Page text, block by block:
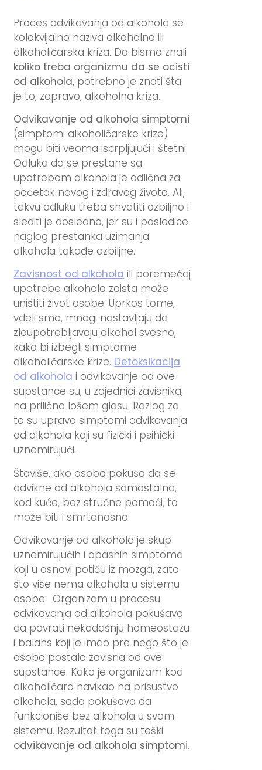
Proces odvikavanja od alkohola se
kolokvijalno naziva alkoholna ili
alkoholičarska kriza. Da bismo znali
koliko treba organizmu da se ocisti
od alkohola, potrebno je znati šta
je to, zapravo, alkoholna kriza.
Odvikavanje od alkohola simptomi
(simptomi alkoholičarske krize)
mogu biti veoma iscrpljujući i štetni.
Odluka da se prestane sa
upotrebom alkohola je odlična za
početak novog i zdravog života. Ali,
takvu odluku treba shvatiti ozbiljno i
slediti je dosledno, jer su i posledice
naglog prestanka uzimanja
alkohola takođe ozbiljne.
Zavisnost od alkohola ili poremećaj
upotrebe alkohola zaista može
uništiti život osobe. Uprkos tome,
vdeli smo, mnogi nastavljaju da
zloupotrebljavaju alkohol svesno,
kako bi izbegli simptome
alkoholičarske krize. Detoksikacija
od alkohola i odvikavanje od ove
supstance su, u zajednici zavisnika,
na prilično lošem glasu. Razlog za
to su upravo simptomi odvikavanja
od alkohola koji su fizički i psihički
uznemirujući.
Štaviše, ako osoba pokuša da se
odvikne od alkohola samostalno,
kod kuće, bez stručne pomoći, to
može biti i smrtonosno.
Odvikavanje od alkohola je skup
uznemirujućih i opasnih simptoma
koji u osnovi potiču iz mozga, zato
što više nema alkohola u sistemu
osobe. Organizam u procesu
odvikavanja od alkohola pokušava
da povrati nekadašnju homeostazu
i balans koji je imao pre nego što je
osoba postala zavisna od ove
supstance. Kako je organizam kod
alkoholičara navikao na prisustvo
alkohola, sada pokušava da
funkcioniše bez alkohola u svom
sistemu. Rezultat toga su teški
odvikavanje od alkohola simptomi.